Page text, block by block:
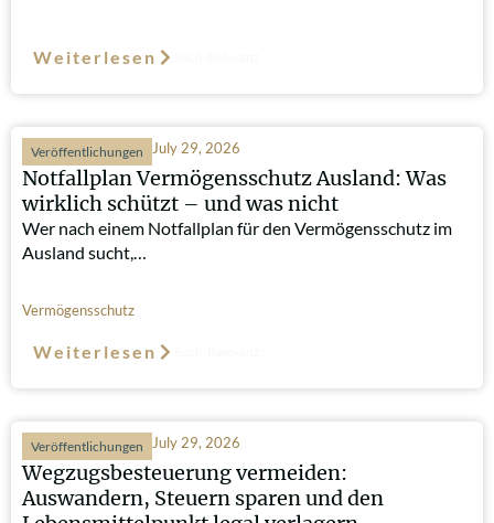
Weiterlesen
Veröffentlichungen July 29, 2026
Notfallplan Vermögensschutz Ausland: Was
wirklich schützt – und was nicht
Wer nach einem Notfallplan für den Vermögensschutz im
Ausland sucht,…
Vermögensschutz
Weiterlesen
Veröffentlichungen July 29, 2026
Wegzugsbesteuerung vermeiden:
Auswandern, Steuern sparen und den